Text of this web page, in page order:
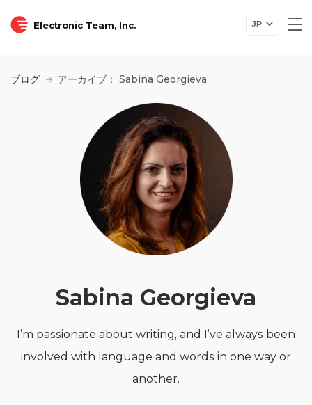
Electronic Team, Inc. JP
ブログ アーカイブ： Sabina Georgieva
Sabina Georgieva
I’m passionate about writing, and I’ve always been
involved with language and words in one way or
another.